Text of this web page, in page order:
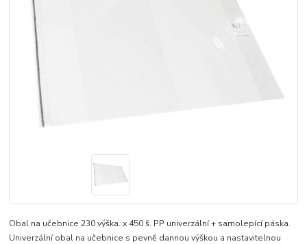
Obal na učebnice 230 výška. x 450 š. PP univerzální + samolepící páska.
Univerzální obal na učebnice s pevně dannou výškou a nastavitelnou